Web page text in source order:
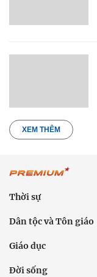
XEM THÊM
Thời sự
Dân tộc và Tôn giáo
Giáo dục
Đời sống